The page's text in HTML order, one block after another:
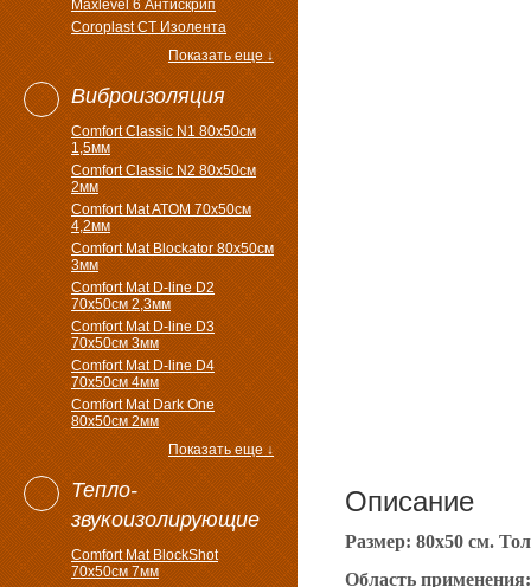
Maxlevel 6 Антискрип
Coroplast CT Изолента
Показать еще ↓
Виброизоляция
Comfort Classic N1 80x50см
1,5мм
Comfort Classic N2 80x50см
2мм
Comfort Mat ATOM 70x50см
4,2мм
Comfort Mat Blockator 80х50см
3мм
Comfort Mat D-line D2
70х50см 2,3мм
Comfort Mat D-line D3
70х50см 3мм
Comfort Mat D-line D4
70х50см 4мм
Comfort Mat Dark One
80x50см 2мм
Показать еще ↓
Тепло-
звукоизолирующие
Comfort Mat BlockShot
70х50см 7мм
Описание
Размер: 80x50 см.
Область применения: